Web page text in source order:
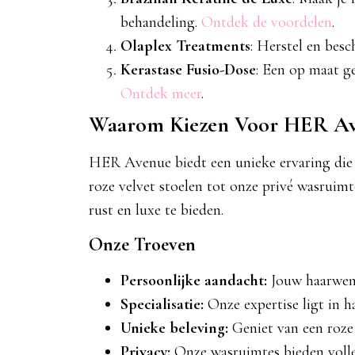
behandeling. Ontdek de voordelen.
Olaplex Treatments: Herstel en
Kerastase Fusio-Dose: Een op maat
Ontdek meer.
Waarom Kiezen Voor HER
HER Avenue biedt een unieke ervaring
roze velvet stoelen tot onze privé
rust en luxe te bieden.
Onze Troeven
Persoonlijke aandacht: Jouw
Specialisatie: Onze expertise ligt in
Unieke beleving: Geniet van een